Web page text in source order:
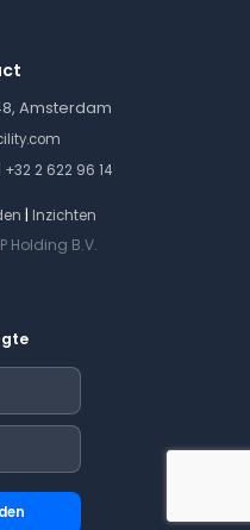
Amsterdam
+32 2 622 96 14
| Inzichten
Holding B.V.